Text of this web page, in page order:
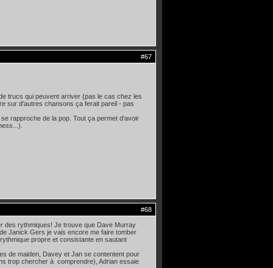
#67
trucs qui peuvent arriver (pas le cas chez les
sur d'autres chansons ça ferait pareil - pas
rapproche de la pop. Tout ça permet d'avoir
#68
des rythmiques! Je trouve que Dave Murray
Janick Gers je vais encore me faire tomber
propre et consistante en sautant
de maiden, Davey et Jan se contentent pour
trop chercher à comprendre), Adrian essaie